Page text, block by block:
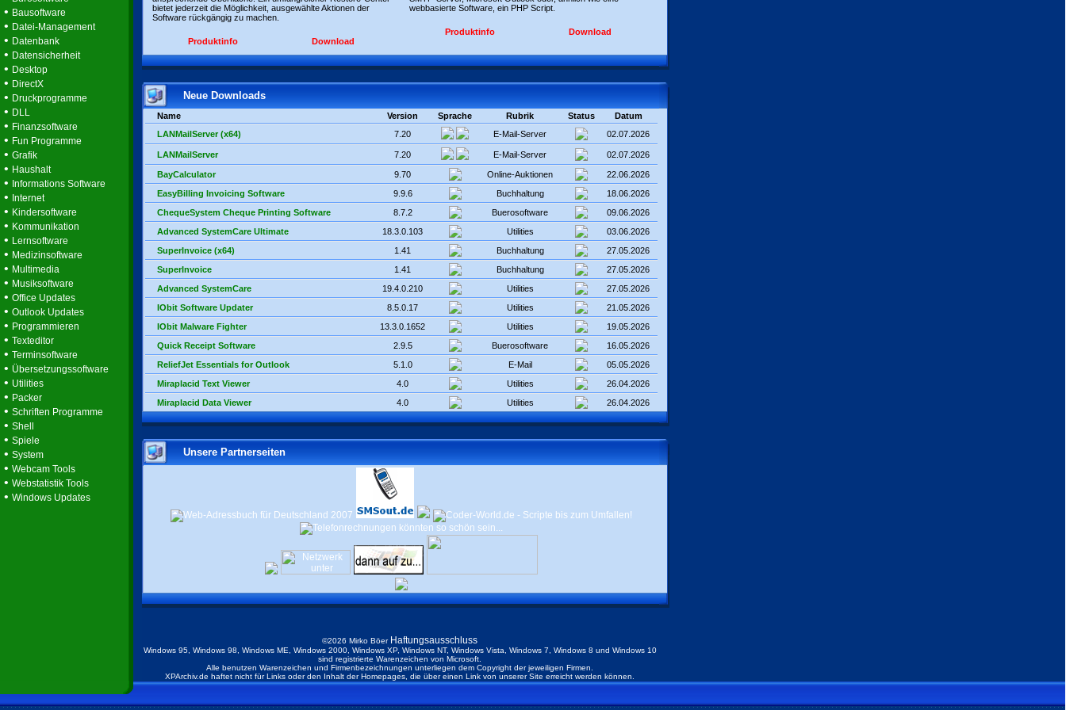
• Bausoftware
• Datei-Management
• Datenbank
• Datensicherheit
• Desktop
• DirectX
• Druckprogramme
• DLL
• Finanzsoftware
• Fun Programme
• Grafik
• Haushalt
• Informations Software
• Internet
• Kindersoftware
• Kommunikation
• Lernsoftware
• Medizinsoftware
• Multimedia
• Musiksoftware
• Office Updates
• Outlook Updates
• Programmieren
• Texteditor
• Terminsoftware
• Übersetzungssoftware
• Utilities
• Packer
• Schriften Programme
• Shell
• Spiele
• System
• Webcam Tools
• Webstatistik Tools
• Windows Updates
bietet jederzeit die Möglichkeit, ausgewählte Aktionen der
Software rückgängig zu machen.
Produktinfo Download
webbasierte Software, ein PHP Script.
Produktinfo Download
Neue Downloads
Name Version Sprache Rubrik Status
Datum
LANMailServer (x64)
7.20 E-Mail-Server 02.07.2026
LANMailServer 7.20 E-Mail-Server 02.07.2026
BayCalculator 9.70 Online-Auktionen
22.06.2026
EasyBilling Invoicing Software
9.9.6 Buchhaltung
18.06.2026
ChequeSystem Cheque Printing Software
8.7.2 Buerosoftware
09.06.2026
Advanced SystemCare Ultimate
18.3.0.103 Utilities
03.06.2026
SuperInvoice (x64)
1.41 Buchhaltung
27.05.2026
SuperInvoice
1.41 Buchhaltung
27.05.2026
Advanced SystemCare
19.4.0.210 Utilities
27.05.2026
IObit Software Updater
8.5.0.17 Utilities
21.05.2026
IObit Malware Fighter
13.3.0.1652 Utilities
19.05.2026
Quick Receipt Software
2.9.5 Buerosoftware
16.05.2026
ReliefJet Essentials for Outlook
5.1.0 E-Mail
05.05.2026
Miraplacid Text Viewer
4.0 Utilities
26.04.2026
Miraplacid Data Viewer
4.0 Utilities 26.04.2026
Unsere Partnerseiten
©2026 Mirko Böer Haftungsausschluss
Windows 95, Windows 98, Windows ME, Windows 2000, Windows XP, Windows NT, Windows Vista, Windows 7, Windows 8 und Windows 10
sind registrierte Warenzeichen von Microsoft.
Alle benutzen Warenzeichen und Firmenbezeichnungen unterliegen dem Copyright der jeweiligen Firmen.
XPArchiv.de haftet nicht für Links oder den Inhalt der Homepages, die über einen Link von unserer Site erreicht werden können.